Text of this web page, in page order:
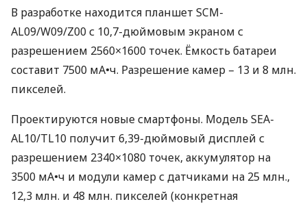
В разработке находится планшет SCM-
AL09/W09/Z00 с 10,7-дюймовым экраном с
разрешением 2560×1600 точек. Ёмкость батареи
составит 7500 мА•ч. Разрешение камер – 13 и 8 млн.
пикселей.
Проектируются новые смартфоны. Модель SEA-
AL10/TL10 получит 6,39-дюймовый дисплей с
разрешением 2340×1080 точек, аккумулятор на
3500 мА•ч и модули камер с датчиками на 25 млн.,
12,3 млн. и 48 млн. пикселей (конкретная